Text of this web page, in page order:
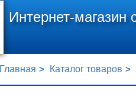
Интернет-магазин
Главная Каталог товаров